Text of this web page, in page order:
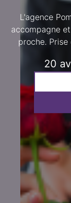
L'agence
accompagne
proche.
20